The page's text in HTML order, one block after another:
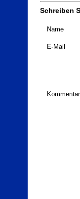
Schreiben
Name
E-Mail
Kommentar